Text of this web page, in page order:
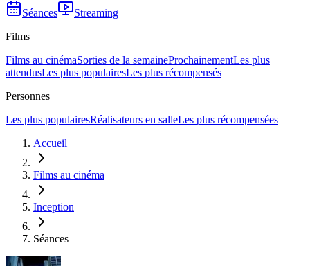
Séances
Streaming
Films
Films au cinémaSorties de la semaineProchainementLes plus
attendusLes plus populairesLes plus récompensés
Personnes
Les plus populairesRéalisateurs en salleLes plus récompensées
Accueil
Films au cinéma
Inception
Séances